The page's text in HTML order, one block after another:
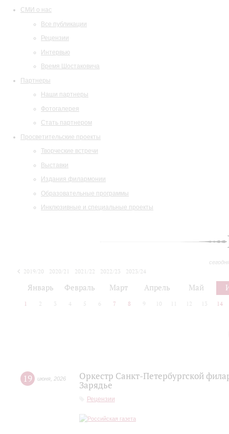
СМИ о нас
Все публикации
Рецензии
Интервью
Время Шостаковича
Партнеры
Наши партнеры
Фотогалерея
Стать партнером
Просветительские проекты
Творческие встречи
Выставки
Издания филармонии
Образовательные программы
Инклюзивные и специальные проекты
2019/20 2020/21 2021/22 2022/23
2023/24
Январь Февраль Март Апрель Май
1 2 3 4 5 6 7 8 9 10 12 13 14
19 июня 2026
Оркестр Санкт‑Петербургской
Зарядье
Рецензии